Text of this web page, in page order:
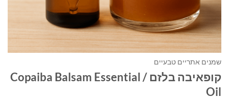
שמנים אתריים טבעיים
קופאיבה בלזם / Copaiba Balsam Essential
Oil